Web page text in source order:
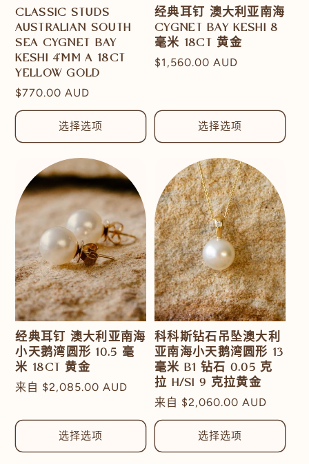
CLASSIC STUDS
AUSTRALIAN SOUTH
SEA CYGNET BAY
KESHI 4MM A 18CT
YELLOW GOLD
常
规
格
$770.00 AUD
选择选项
经典耳钉 澳大利亚南海
CYGNET BAY KESHI 8
毫米 18CT 黄金
常
格
$1,560.00 AUD
选择选项
经典耳钉 澳大利亚南海
小天鹅湾圆形 10.5 毫
米 18CT 黄金
常
价
来自 $2,085.00 AUD
选择选项
科科斯钻石吊坠澳大利
亚南海小天鹅湾圆形 13
毫米 B1 钻石 0.05 克
拉 H/SI 9 克拉黄金
常
规
格
来自 $2,060.00 AUD
选择选项